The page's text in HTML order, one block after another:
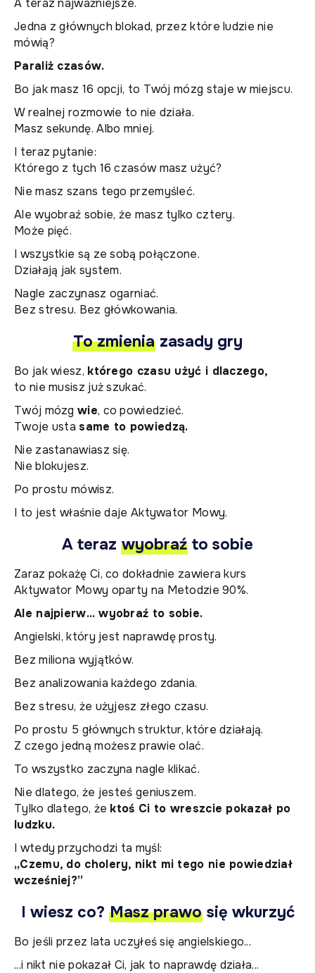
Jedna z głównych blokad, przez które ludzie nie
mówią?
Paraliż czasów.
Bo jak masz 16 opcji, to Twój mózg staje w miejscu.
W realnej rozmowie to nie działa.
Masz sekundę. Albo mniej.
I teraz pytanie:
Którego z tych 16 czasów masz użyć?
Nie masz szans tego przemyśleć.
Ale wyobraź sobie, że masz tylko cztery.
Może pięć.
I wszystkie są ze sobą połączone.
Działają jak system.
Nagle zaczynasz ogarniać.
Bez stresu. Bez główkowania.
To zmienia zasady gry
Bo jak wiesz, którego czasu użyć i dlaczego,
to nie musisz już szukać.
Twój mózg wie, co powiedzieć.
Twoje ustasame to powiedzą.
Nie zastanawiasz się.
Nie blokujesz.
Po prostu mówisz.
I to jest właśnie daje Aktywator Mowy.
A teraz wyobraź to sobie
Zaraz pokażę Ci, co dokładnie zawiera kurs
Aktywator Mowy oparty na Metodzie 90%.
Ale najpierw… wyobraź to sobie.
Angielski, który jest naprawdę prosty.
Bez miliona wyjątków.
Bez analizowania każdego zdania.
Bez stresu, że użyjesz złego czasu.
Po prostu 5 głównych struktur, które działają.
Z czego jedną możesz prawie olać.
To wszystko zaczyna nagle klikać.
Nie dlatego, że jesteś geniuszem.
Tylko dlatego, że ktoś Ci to wreszcie pokazał po
ludzku.
I wtedy przychodzi ta myśl:
„Czemu, do cholery, nikt mi tego nie powiedział
wcześniej?”
I wiesz co? Masz prawosię wkurzyć
Bo jeśli przez lata uczyłeś się angielskiego...
...i nikt nie pokazał Ci, jak to naprawdę działa...